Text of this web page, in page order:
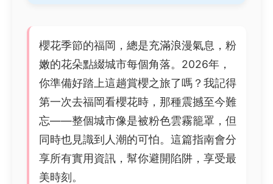
櫻花季節的福岡，總是充滿浪漫氣息，粉
嫩的花朵點綴城市每個角落。2026年，
你準備好踏上這趟賞櫻之旅了嗎？我記得
第一次去福岡看櫻花時，那種震撼至今難
忘——整個城市像是被粉色雲霧籠罩，但
同時也見識到人潮的可怕。這篇指南會分
享所有實用資訊，幫你避開陷阱，享受最
美時刻。